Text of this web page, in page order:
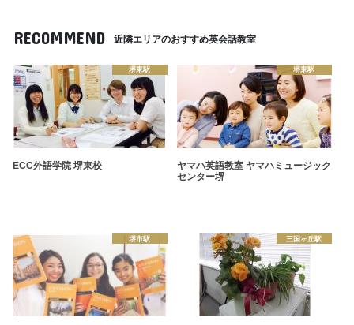
RECOMMEND 近隣エリアのおすすめ英会話教室
堺東駅
ECC外語学院 堺東校
堺東駅
ヤマハ英語教室 ヤマハミュージック
センター堺
堺市駅 三国ヶ丘駅